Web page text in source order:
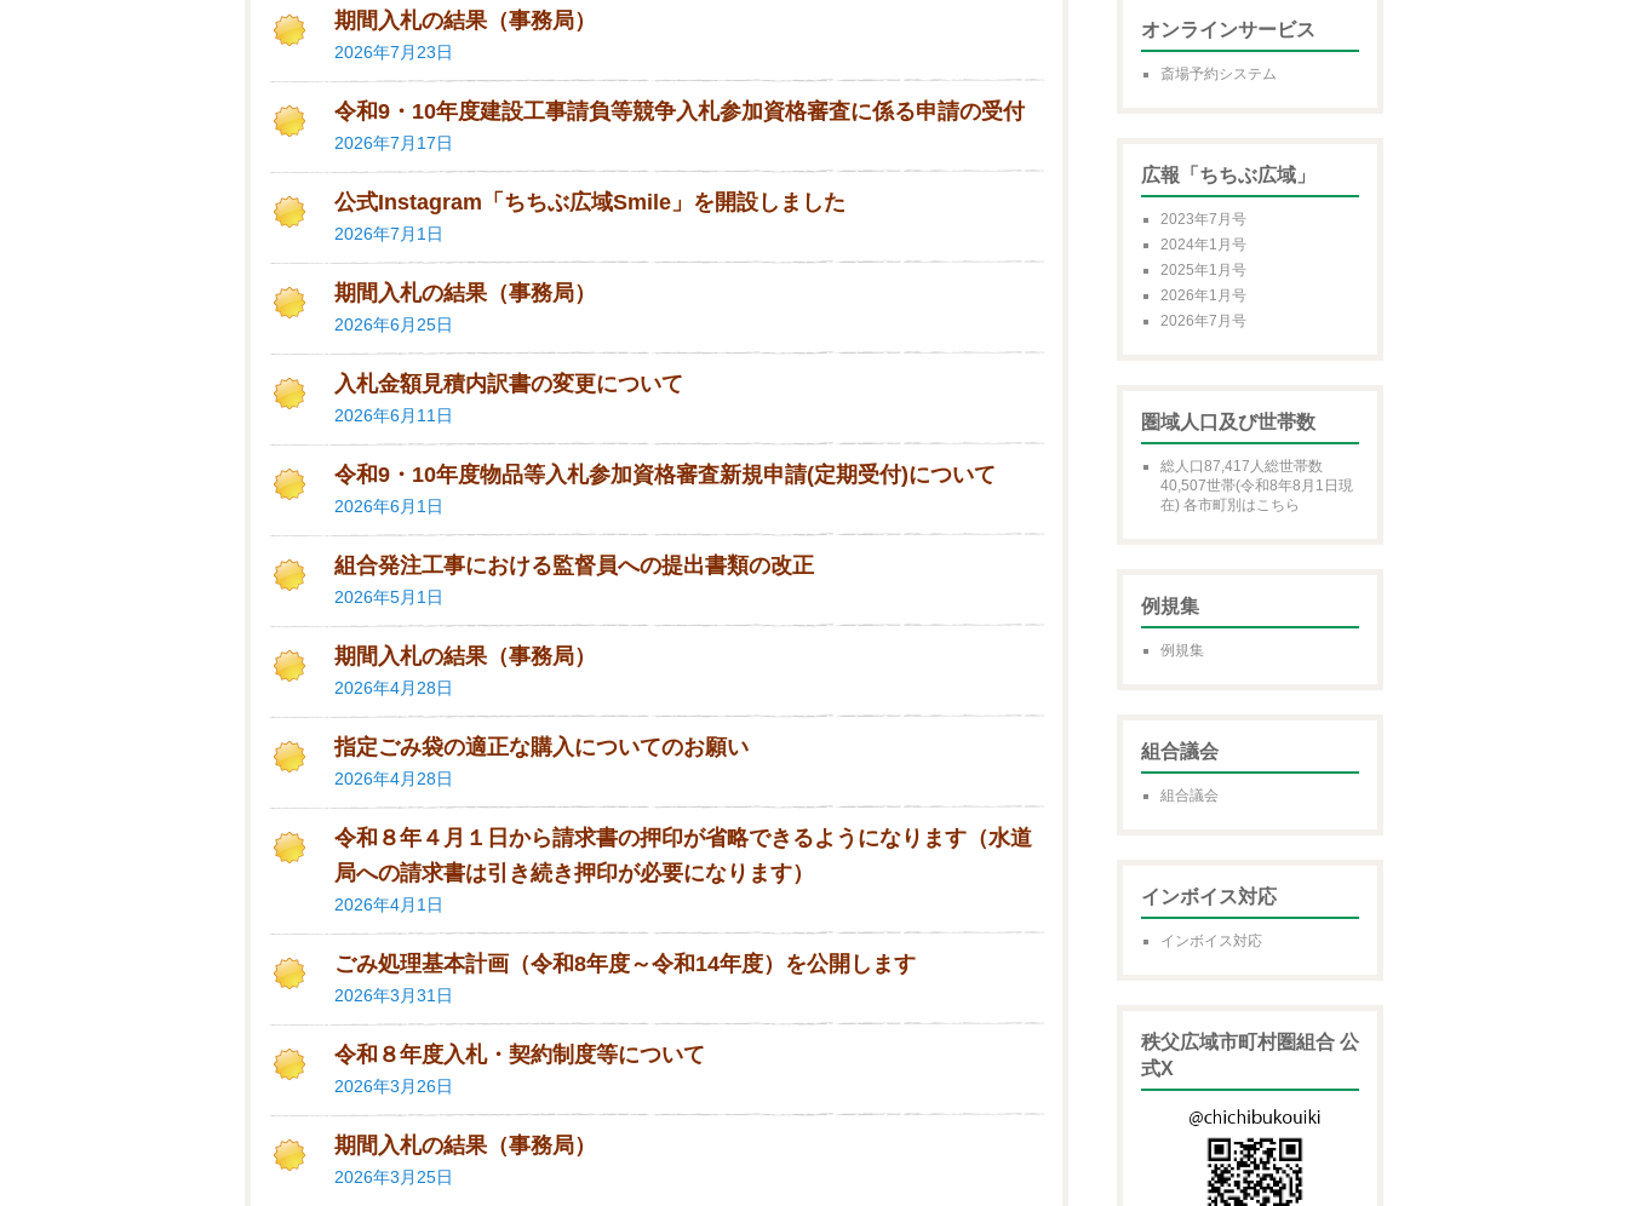
期間入札の結果（事務局）
2026年7月23日
令和9・10年度建設工事請負等競争入札参加資格審査に係る申請の受付
2026年7月17日
公式Instagram「ちちぶ広域Smile」を開設しました
2026年7月1日
期間入札の結果（事務局）
2026年6月25日
入札金額見積内訳書の変更について
2026年6月11日
令和9・10年度物品等入札参加資格審査新規申請(定期受付)について
2026年6月1日
組合発注工事における監督員への提出書類の改正
2026年5月1日
期間入札の結果（事務局）
2026年4月28日
指定ごみ袋の適正な購入についてのお願い
2026年4月28日
令和８年４月１日から請求書の押印が省略できるようになります（水道
局への請求書は引き続き押印が必要になります）
2026年4月1日
ごみ処理基本計画（令和8年度～令和14年度）を公開します
2026年3月31日
令和８年度入札・契約制度等について
2026年3月26日
期間入札の結果（事務局）
2026年3月25日
オンラインサービス
斎場予約システム
広報「ちちぶ広域」
2023年7月号
2024年1月号
2025年1月号
2026年1月号
2026年7月号
圏域人口及び世帯数
総人口87,417人総世帯数
40,507世帯(令和8年8月1日現
在) 各市町別はこちら
例規集
例規集
組合議会
組合議会
インボイス対応
インボイス対応
秩父広域市町村圏組合 公
式X